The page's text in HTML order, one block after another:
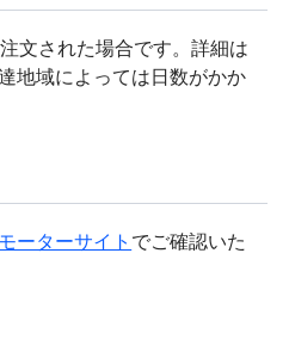
文された場合です。詳細は
地域によっては日数がかか
ーターサイト でご確認いた